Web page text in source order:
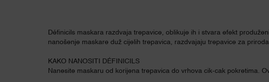
Définicils maskara razdvaja trepavice, oblikuje ih i stvara efekt
nanošenje maskare duž cijelih trepavica, razdvajaju trepavice za
KAKO NANOSITI DÉFINICILS
Nanesite maskaru od korijena trepavica do vrhova cik-cak pokretima.